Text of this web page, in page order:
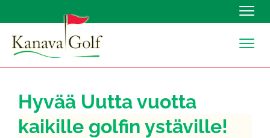
Hyvää Uutta vuotta
kaikille golfin ystäville!